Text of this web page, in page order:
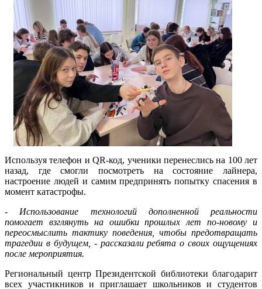
Используя телефон и QR-код, ученики перенеслись на 100 лет
назад, где смогли посмотреть на состояние лайнера,
настроение людей и самим предпринять попытку спасения в
момент катастрофы.
- Использование технологий дополненной реальности
помогает взглянуть на ошибки прошлых лет по-новому и
переосмыслить тактику поведения, чтобы предотвращать
трагедии в будущем, - рассказали ребята о своих ощущениях
после мероприятия.
Региональный центр Президентской библиотеки благодарит
всех участикников и приглашает школьников и студентов